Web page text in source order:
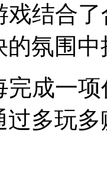
戏结合
氛围
完成一
多玩